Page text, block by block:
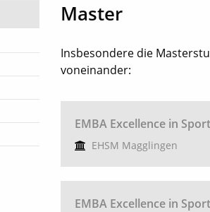
Master
Insbesondere die
voneinander:
EMBA Excellence in
EHSM Magglingen
EMBA Excellence in